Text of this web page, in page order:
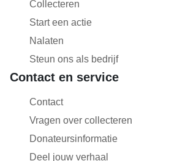
Collecteren
Start een actie
Nalaten
Steun ons als bedrijf
Contact en service
Contact
Vragen over collecteren
Donateursinformatie
Deel jouw verhaal